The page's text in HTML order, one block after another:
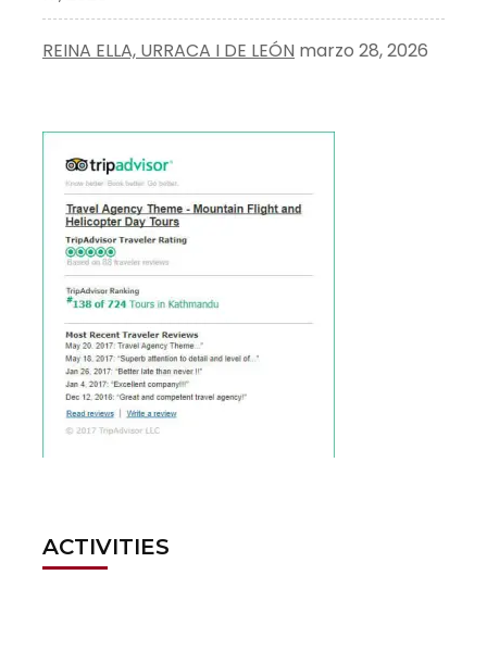
REINA ELLA, URRACA I DE LEÓN marzo 28, 2026
ACTIVITIES